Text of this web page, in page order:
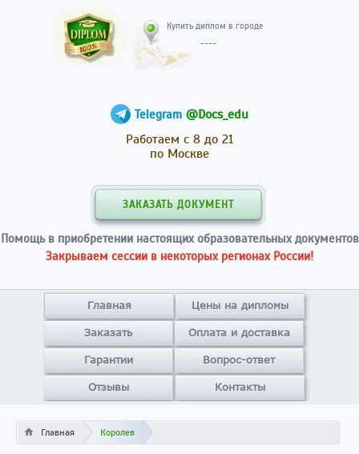
Telegram @Docs_edu
Работаем с 8 до 21
по Москве
ЗАКАЗАТЬ ДОКУМЕНТ
Помощь в приобретении настоящих образовательных документов
Закрываем сессии в некоторых регионах России!
Главная Цены на дипломы
Заказать Оплата и доставка
Гарантии Вопрос-ответ
Отзывы Контакты
Главная Королев